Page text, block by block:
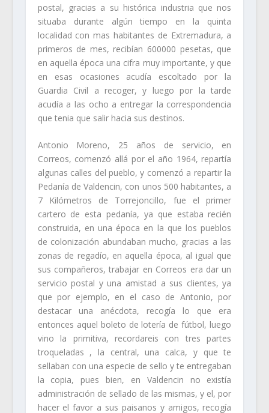
postal, gracias a su histórica industria que nos
situaba durante algún tiempo en la quinta
localidad con mas habitantes de Extremadura, a
primeros de mes, recibían 600000 pesetas, que
en aquella época una cifra muy importante, y que
en esas ocasiones acudía escoltado por la
Guardia Civil a recoger, y luego por la tarde
acudía a las ocho a entregar la correspondencia
que tenia que salir hacia sus destinos.
Antonio Moreno, 25 años de servicio, en
Correos, comenzó allá por el año 1964, repartía
algunas calles del pueblo, y comenzó a repartir la
Pedanía de Valdencin, con unos 500 habitantes, a
7 Kilómetros de Torrejoncillo, fue el primer
cartero de esta pedanía, ya que estaba recién
construida, en una época en la que los pueblos
de colonización abundaban mucho, gracias a las
zonas de regadío, en aquella época, al igual que
sus compañeros, trabajar en Correos era dar un
servicio postal y una amistad a sus clientes, ya
que por ejemplo, en el caso de Antonio, por
destacar una anécdota, recogía lo que era
entonces aquel boleto de lotería de fútbol, luego
vino la primitiva, recordareis con tres partes
troqueladas , la central, una calca, y que te
sellaban con una especie de sello y te entregaban
la copia, pues bien, en Valdencin no existía
administración de sellado de las mismas, y el, por
hacer el favor a sus paisanos y amigos, recogía